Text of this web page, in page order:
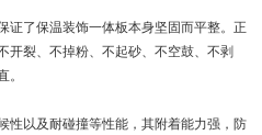
证了保温装饰一体板本身坚固而平整。正
开裂、不掉粉、不起砂、不空鼓、不剥
。
性以及耐碰撞等性能，其附着能力强，防